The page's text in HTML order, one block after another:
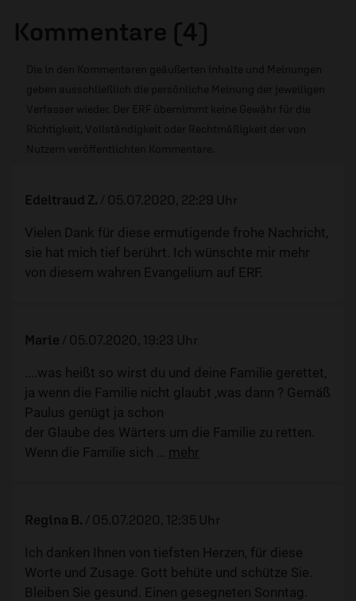
Kommentare (4)
Die in den Kommentaren geäußerten Inhalte und Meinungen
geben ausschließlich die persönliche Meinung der jeweiligen
Verfasser wieder. Der ERF übernimmt keine Gewähr für die
Richtigkeit, Vollständigkeit oder Rechtmäßigkeit der von
Nutzern veröffentlichten Kommentare.
Edeltraud Z. / 05.07.2020, 22:29 Uhr
Vielen Dank für diese ermutigende frohe Nachricht,
sie hat mich tief berührt. Ich wünschte mir mehr
von diesem wahren Evangelium auf ERF.
Marie / 05.07.2020, 19:23 Uhr
....was heißt so wirst du und deine Familie gerettet,
ja wenn die Familie nicht glaubt ,was dann ? Gemäß
Paulus genügt ja schon
der Glaube des Wärters um die Familie zu retten.
Wenn die Familie sich
mehr
Regina B. / 05.07.2020, 12:35 Uhr
Ich danken Ihnen von tiefsten Herzen, für diese
Worte und Zusage. Gott behüte und schütze Sie.
Bleiben Sie gesund. Einen gesegneten Sonntag.